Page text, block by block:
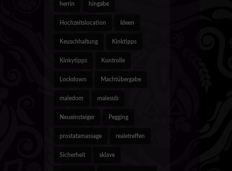
herrin hingabe
Hochzeitslocation Ideen
Keuschhaltung Kinktipps
Kinkytipps Kontrolle
Lockdown Machtübergabe
maledom malesub
Neueinsteiger Pegging
prostatamassage realetreffen
Sicherheit sklave